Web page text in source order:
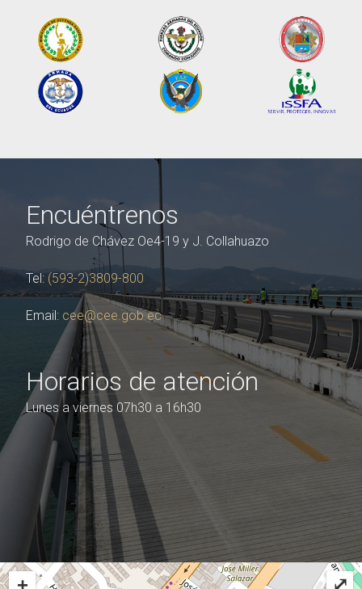
Encuéntrenos
Rodrigo de Chávez Oe4-19 y J. Collahuazo
Tel: (593-2)3809-800
Email: cee@cee.gob.ec
Horarios de atención
Lunes a viernes 07h30 a 16h30